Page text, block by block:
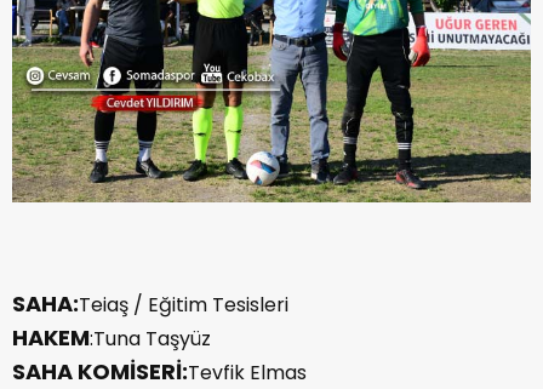
SAHA:Teiaş / Eğitim Tesisleri
HAKEM:Tuna Taşyüz
SAHA KOMİSERİ:Tevfik Elmas